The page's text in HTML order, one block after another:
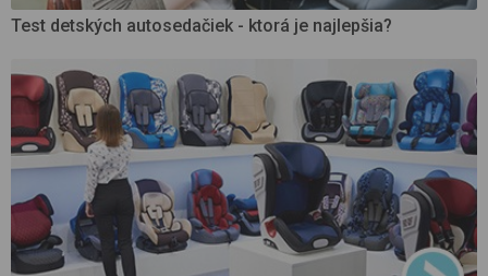
Test detských autosedačiek - ktorá je najlepšia?